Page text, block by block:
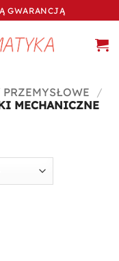
GWARANCJĄ
/
MECHANICZNE